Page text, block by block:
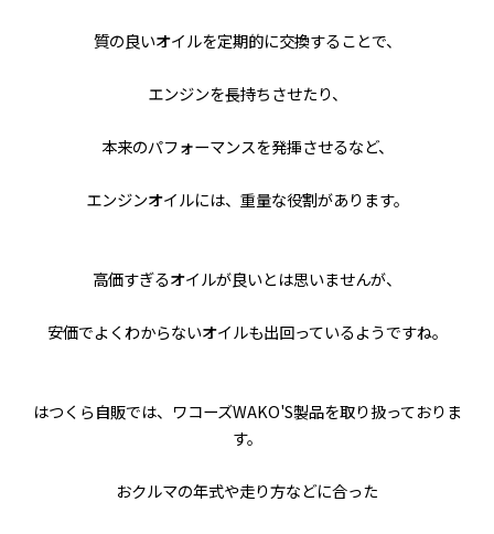
質の良いオイルを定期的に交換することで、
エンジンを長持ちさせたり、
本来のパフォーマンスを発揮させるなど、
エンジンオイルには、重量な役割があります。
高価すぎるオイルが良いとは思いませんが、
安価でよくわからないオイルも出回っているようですね。
はつくら自販では、ワコーズWAKO'S製品を取り扱っておりま
す。
おクルマの年式や走り方などに合った